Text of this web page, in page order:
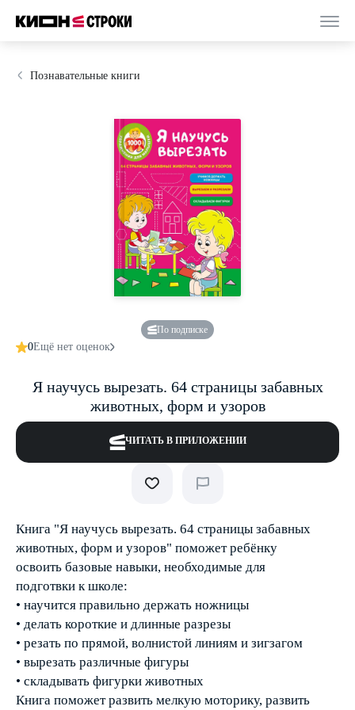
Познавательные книги
По подписке
0Ещё нет оценок
Я научусь вырезать. 64 страницы забавных
животных, форм и узоров
ЧИТАТЬ В ПРИЛОЖЕНИИ
Книга "Я научусь вырезать. 64 страницы забавных
животных, форм и узоров" поможет ребёнку
освоить базовые навыки, необходимые для
подготвки к школе:
• научится правильно держать ножницы
• делать короткие и длинные разрезы
• резать по прямой, волнистой линиям и зигзагом
• вырезать различные фигуры
• складывать фигурки животных
Книга поможет развить мелкую моторику, развить